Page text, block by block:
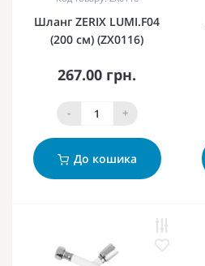
Шланг ZERIX LUMI.F04
(200 см) (ZX0116)
267.00 грн.
- +
До кошика